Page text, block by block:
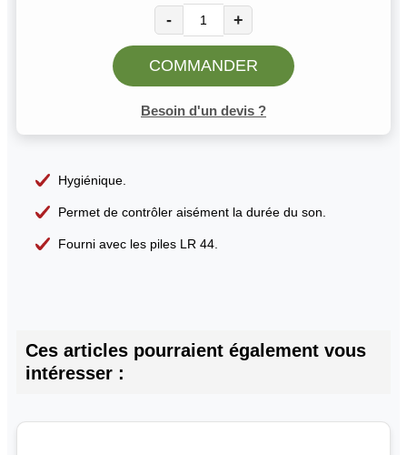
- +
COMMANDER
Besoin d'un devis ?
Hygiénique.
Permet de contrôler aisément la durée du son.
Fourni avec les piles LR 44.
Ces articles pourraient également vous
intéresser :